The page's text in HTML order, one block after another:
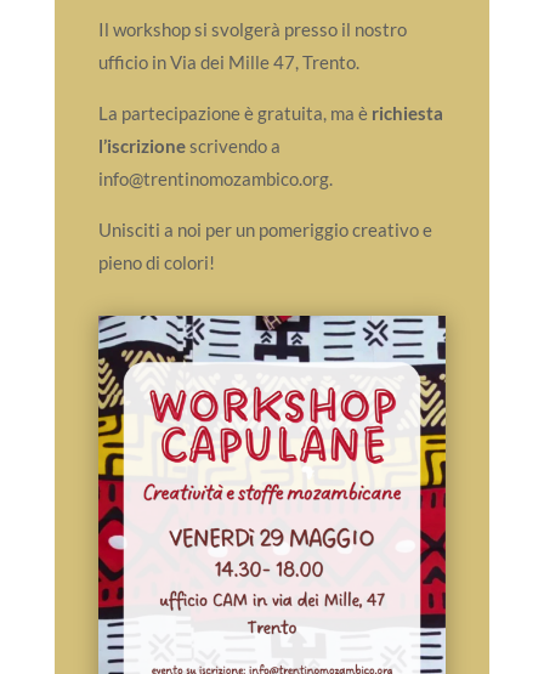
Il workshop si svolgerà presso il nostro
ufficio in Via dei Mille 47, Trento.
La partecipazione è gratuita, ma è richiesta
l’iscrizionescrivendo a
info@trentinomozambico.org.
Unisciti a noi per un pomeriggio creativo e
pieno di colori!